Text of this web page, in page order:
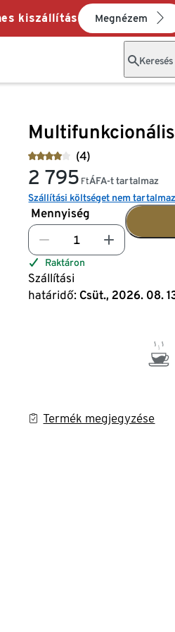
kiszállítás Megnézem
Keresés
(4)
2 795 FtÁFA-t tartalmaz
Szállítási költséget nem tartalmaz
Mennyiség
Raktáron
Szállítási
határidő: Csüt., 2026. 08.
Termék megjegyzése